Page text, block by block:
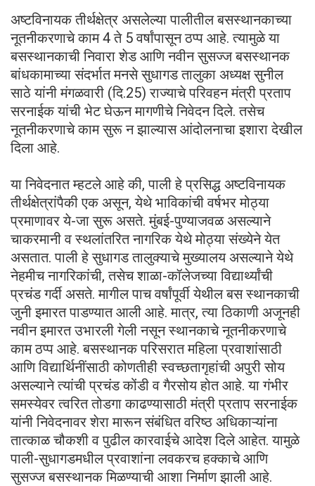
अष्टविनायक तीर्थक्षेत्र असलेल्या पालीतील बसस्थानकाच्या
नूतनीकरणाचे काम 4 ते 5 वर्षांपासून ठप्प आहे. त्यामुळे या
बसस्थानकाची निवारा शेड आणि नवीन सुसज्ज बसस्थानक
बांधकामाच्या संदर्भात मनसे सुधागड तालुका अध्यक्ष सुनील
साठे यांनी मंगळवारी (दि.25) राज्याचे परिवहन मंत्री प्रताप
सरनाईक यांची भेट घेऊन मागणीचे निवेदन दिले. तसेच
नूतनीकरणाचे काम सुरू न झाल्यास आंदोलनाचा इशारा देखील
दिला आहे.
या निवेदनात म्हटले आहे की, पाली हे प्रसिद्ध अष्टविनायक
तीर्थक्षेत्रांपैकी एक असून, येथे भाविकांची वर्षभर मोठ्या
प्रमाणावर ये-जा सुरू असते. मुंबई-पुण्याजवळ असल्याने
चाकरमानी व स्थलांतरित नागरिक येथे मोठ्या संख्येने येत
असतात. पाली हे सुधागड तालुक्याचे मुख्यालय असल्याने येथे
नेहमीच नागरिकांची, तसेच शाळा-कॉलेजच्या विद्यार्थ्यांची
प्रचंड गर्दी असते. मागील पाच वर्षांपूर्वी येथील बस स्थानकाची
जुनी इमारत पाडण्यात आली आहे. मात्र, त्या ठिकाणी अजूनही
नवीन इमारत उभारली गेली नसून स्थानकाचे नूतनीकरणाचे
काम ठप्प आहे. बसस्थानक परिसरात महिला प्रवाशांसाठी
आणि विद्यार्थिनींसाठी कोणतीही स्वच्छतागृहांची अपुरी सोय
असल्याने त्यांची प्रचंड कोंडी व गैरसोय होत आहे. या गंभीर
समस्येवर त्वरित तोडगा काढण्यासाठी मंत्री प्रताप सरनाईक
यांनी निवेदनावर शेरा मारून संबंधित वरिष्ठ अधिकाऱ्यांना
तात्काळ चौकशी व पुढील कारवाईचे आदेश दिले आहेत. यामुळे
पाली-सुधागडमधील प्रवाशांना लवकरच हक्काचे आणि
सुसज्ज बसस्थानक मिळण्याची आशा निर्माण झाली आहे.